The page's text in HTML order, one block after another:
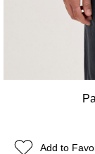
Add to